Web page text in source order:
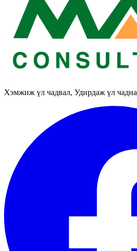
Хэмжиж үл чадвал, Удирдаж үл чадна